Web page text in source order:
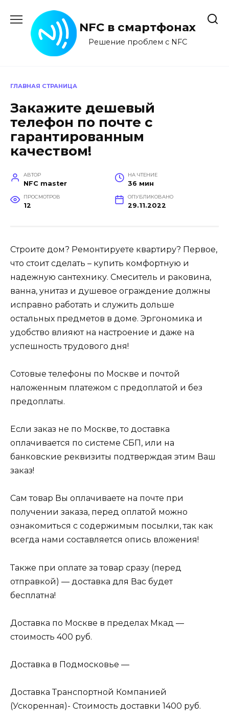
содержанию
NFC в смартфонах
Решение проблем с NFC
ГЛАВНАЯ СТРАНИЦА
Закажите дешевый
телефон по почте с
гарантированным
качеством!
АВТОР
NFC master
НА ЧТЕНИЕ
36 мин
ПРОСМОТРОВ
12
ОПУБЛИКОВАНО
29.11.2022
Строите дом? Ремонтируете квартиру? Первое,
что стоит сделать – купить комфортную и
надежную сантехнику. Смеситель и раковина,
ванна, унитаз и душевое ограждение должны
исправно работать и служить дольше
остальных предметов в доме. Эргономика и
удобство влияют на настроение и даже на
успешность трудового дня!
Сотовые телефоны по Москве и почтой
наложенным платежом с предоплатой и без
предоплаты.
Если заказ не по Москве, то доставка
оплачивается по системе СБП, или на
банковские реквизиты подтверждая этим Ваш
заказ!
Сам товар Вы оплачиваете на почте при
получении заказа, перед оплатой можно
ознакомиться с содержимым посылки, так как
всегда нами составляется опись вложения!
Также при оплате за товар сразу (перед
отправкой) — доставка для Вас будет
бесплатна!
Доставка по Москве в пределах Мкад —
стоимость 400 руб.
Доставка в Подмосковье —
Доставка Транспортной Компанией
(Ускоренная)- Стоимость доставки 1400 руб.